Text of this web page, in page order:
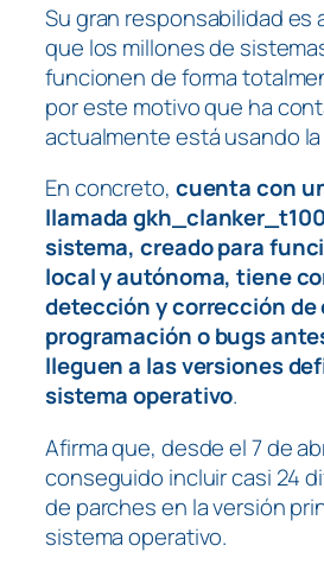
Su gran responsabilidad es
que los millones de
funcionen de forma
por este motivo que ha
actualmente está usando la
En concreto, cuenta con
llamada
sistema, creado para
local y autónoma, tiene
detección y corrección de
programación o bugs
lleguen a las versiones
sistema operativo.
Afirma que, desde el 7 de
conseguido incluir casi 24
de parches en la versión
sistema operativo.